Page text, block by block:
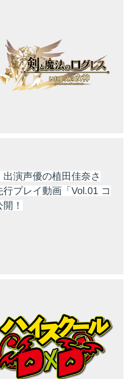
出演声優の植田佳奈さ
プレイ動画「Vol.01 コ
！